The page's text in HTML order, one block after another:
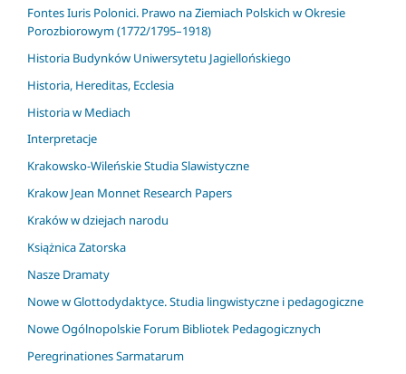
Fontes Iuris Polonici. Prawo na Ziemiach Polskich w Okresie
Porozbiorowym (1772/1795–1918)
Historia Budynków Uniwersytetu Jagiellońskiego
Historia, Hereditas, Ecclesia
Historia w Mediach
Interpretacje
Krakowsko-Wileńskie Studia Slawistyczne
Krakow Jean Monnet Research Papers
Kraków w dziejach narodu
Książnica Zatorska
Nasze Dramaty
Nowe w Glottodydaktyce. Studia lingwistyczne i pedagogiczne
Nowe Ogólnopolskie Forum Bibliotek Pedagogicznych
Peregrinationes Sarmatarum